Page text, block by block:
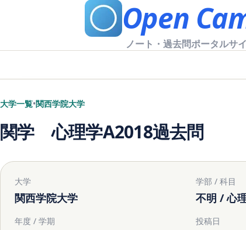
Open
ノート・過去問ポータルサ
大学一覧•関西学院大学
関学 心理学A2018過去問
大学
関西学院大学
学部 / 科目
不明 / 心
年度 / 学期 投稿日